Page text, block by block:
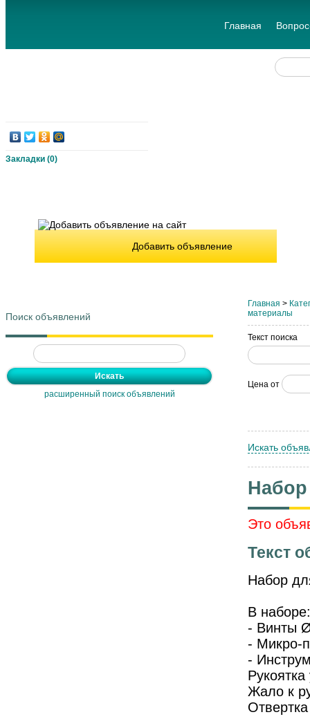
Главная
Закладки (0)
Добавить объявление
Поиск объявлений
расширенный поиск объявлений
Главная >
материалы
Текст поиска
Цена от
Искать
Это
Текст
Набор
В наборе:
- Винты
- Микро-
-
Жало к